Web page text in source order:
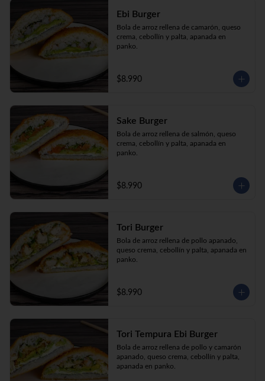
**Imagen Referencial**
Ebi Burger
Bola de arroz rellena de camarón, queso
crema, cebollín y palta, apanada en
panko.
$8.990
Sake Burger
Bola de arroz rellena de salmón, queso
crema, cebollín y palta, apanada en
panko.
$8.990
Tori Burger
Bola de arroz rellena de pollo apanado,
queso crema, cebollín y palta, apanada en
panko.
$8.990
Tori Tempura Ebi Burger
Bola de arroz rellena de pollo y camarón
apanado, queso crema, cebollín y palta,
apanada en panko.